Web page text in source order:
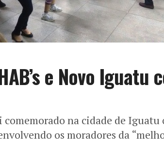
e Novo Iguatu
comemorado na cidade de Iguatu
os moradores da